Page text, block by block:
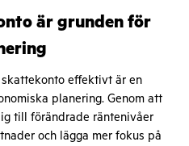
är grunden för
effektivt är en
planering. Genom att
till förändrade räntenivåer
och lägga mer fokus på